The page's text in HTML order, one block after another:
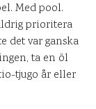
Med pool.
prioritera
det var ganska
ta en öl
tjugo år eller